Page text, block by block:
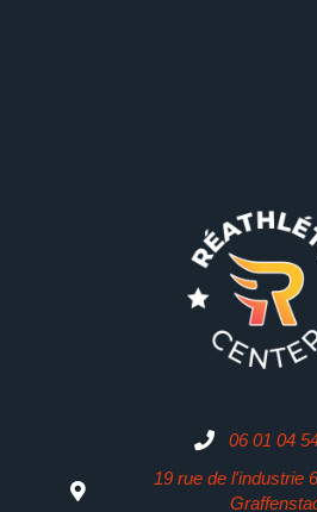
06 01 04
19 rue de l'industrie